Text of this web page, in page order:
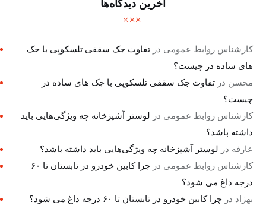
آخرین دیدگاه‌ها
کارشناس روابط عمومی درتفاوت جک سقفی تلسکوپی با جک
های ساده در چیست؟
محسن درتفاوت جک سقفی تلسکوپی با جک های ساده در
چیست؟
کارشناس روابط عمومی در لوستر آشپزخانه چه ویژگی‌هایی باید
داشته باشد؟
عارفه در لوستر آشپزخانه چه ویژگی‌هایی باید داشته باشد؟
کارشناس روابط عمومی در
چرا کابین خودرو در تابستان تا ۶۰
درجه داغ می شود؟
بهزاد درچرا کابین خودرو در تابستان تا ۶۰ درجه داغ می شود؟